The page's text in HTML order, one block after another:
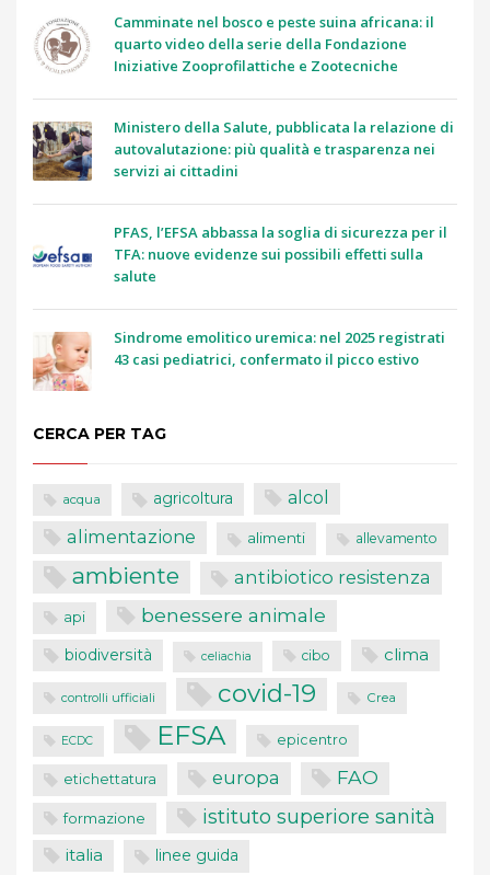
Camminate nel bosco e peste suina africana: il
quarto video della serie della Fondazione
Iniziative Zooprofilattiche e Zootecniche
Ministero della Salute, pubblicata la relazione di
autovalutazione: più qualità e trasparenza nei
servizi ai cittadini
PFAS, l’EFSA abbassa la soglia di sicurezza per il
TFA: nuove evidenze sui possibili effetti sulla
salute
Sindrome emolitico uremica: nel 2025 registrati
43 casi pediatrici, confermato il picco estivo
CERCA PER TAG
acqua agricoltura alcol
alimentazione alimenti allevamento
ambiente antibiotico resistenza
api benessere animale
biodiversità celiachia cibo clima
controlli ufficiali covid-19 Crea
ECDC EFSA epicentro
etichettatura europa FAO
formazione istituto superiore sanità
italia linee guida